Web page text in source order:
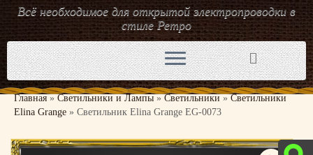
Перейти
к
содержимому
Всё необходимое для открытой электропроводки в
стиле Ретро
Главная » Светильники и Лампы » Светильники » Светильники
Elina Grange » Светильник Elina Grange EG-0073